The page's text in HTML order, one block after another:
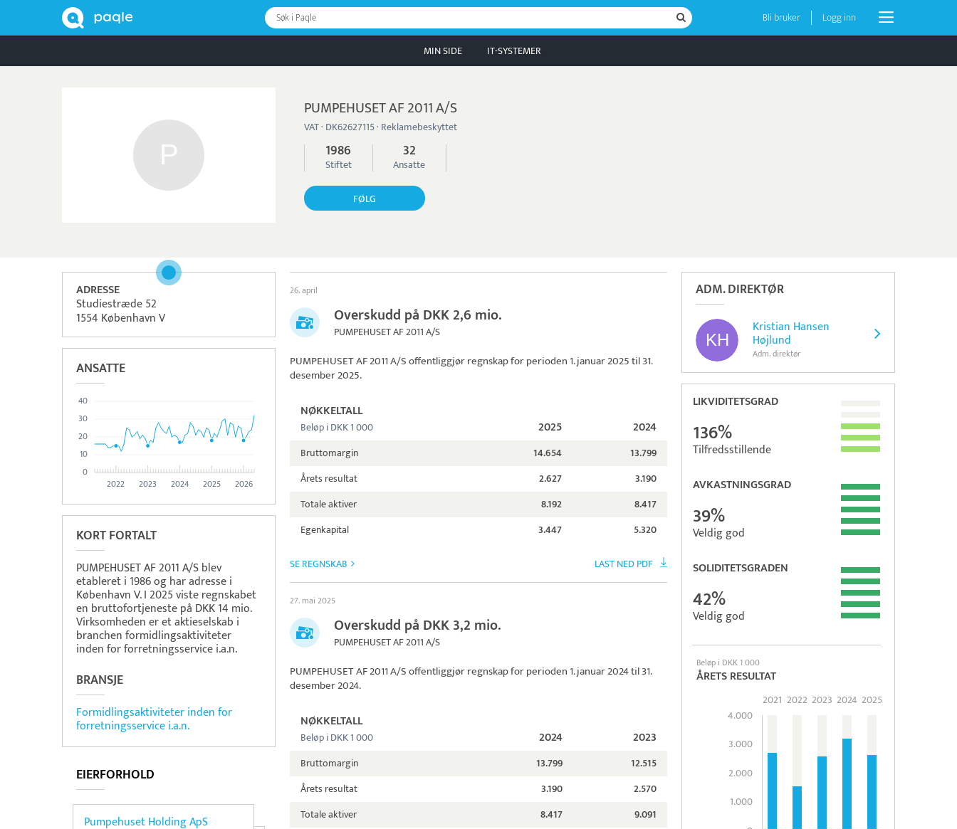
Bli bruker Logg inn
Søk i Paqle
MIN SIDE IT-SYSTEMER
PUMPEHUSET AF 2011 A/S
VAT · DK62627115 · Reklamebeskyttet
1986
Stiftet
32
Ansatte
FØLG
ADM. DIREKTØR
Kristian Hansen
Højlund
Adm. direktør
LIKVIDITETSGRAD
136%
Tilfredsstillende
AVKASTNINGSGRAD
39%
Veldig god
SOLIDITETSGRADEN
42%
Veldig god
Beløp i DKK 1 000
ÅRETS RESULTAT
4.000
3.000
2.000
1.000
2021 2022 2023 2024 2025
ADRESSE
Studiestræde 52
1554 København V
ANSATTE
2022 2023 2024 2025 2026
0
10
20
30
40
KORT FORTALT
PUMPEHUSET AF 2011 A/S blev
etableret i 1986 og har adresse i
København V. I 2025 viste regnskabet
en bruttofortjeneste på DKK 14 mio.
Virksomheden er et aktieselskab i
branchen formidlingsaktiviteter
inden for forretningsservice i.a.n.
BRANSJE
Formidlingsaktiviteter inden for
forretningsservice i.a.n.
EIERFORHOLD
Pumpehuset Holding ApS
26. april
Overskudd på DKK 2,6 mio.
PUMPEHUSET AF 2011 A/S
PUMPEHUSET AF 2011 A/Soffentliggjør regnskap for perioden 1. januar 2025 til 31.
desember 2025.
NØKKELTALL
Beløp i DKK 1 000 2025 2024
Bruttomargin 14.654
13.799
Årets resultat
2.627
3.190
Totale aktiver
8.192
8.417
Egenkapital
3.447 5.320
SE REGNSKAB LAST NED PDF
27. mai 2025
Overskudd på DKK 3,2 mio.
PUMPEHUSET AF 2011 A/S
PUMPEHUSET AF 2011 A/Soffentliggjør regnskap for perioden 1. januar 2024 til 31.
desember 2024.
NØKKELTALL
Beløp i DKK 1 000 2024 2023
Bruttomargin 13.799
12.515
Årets resultat
3.190
2.570
Totale aktiver
8.417
9.091